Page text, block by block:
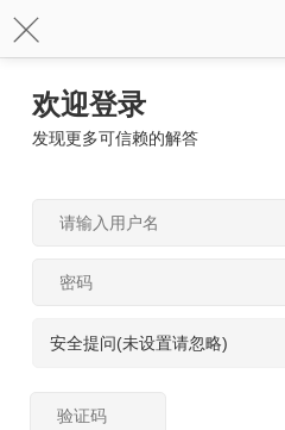
欢迎登录
发现更多可信赖的解答
安全提问(未设置请忽略)